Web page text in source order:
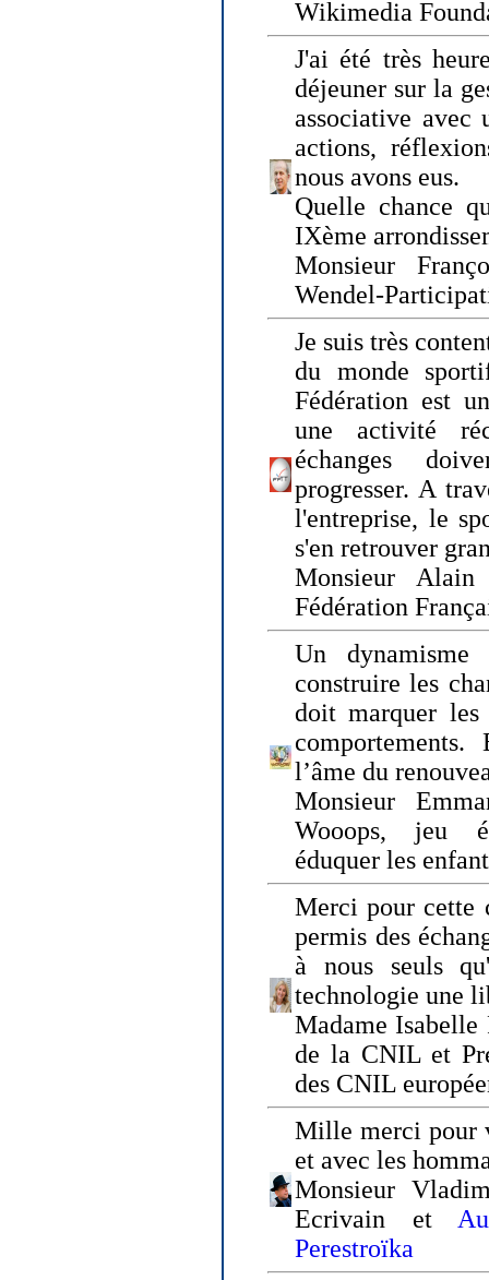
Wikimedia
J'ai été très
déjeuner sur la
associative avec
actions,
nous avons eus.
Quelle chance
IXème
Monsieur
Wendel-
Je suis très
du monde
Fédération est
une activité
échanges
progresser. A
l'entreprise, le
s'en retrouver
Monsieur
Fédération
Un dynamisme
construire les
doit marquer les
l’âme du
Monsieur
Wooops, jeu
éduquer les
Merci pour cette
permis des
à nous seuls
technologie une
Madame Isabelle
de la CNIL et
des CNIL
Mille merci pour
et avec les
Monsieur
Ecrivain et
Perestroïka